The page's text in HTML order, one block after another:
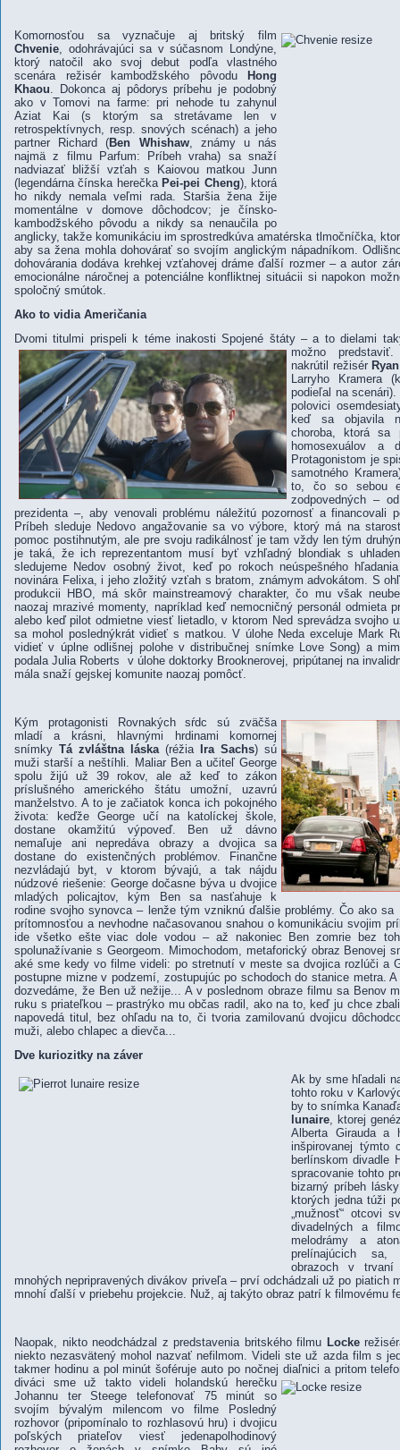
Komornosťou sa vyznačuje aj britský film
Chvenie, odohrávajúci sa v súčasnom Londýne,
ktorý natočil ako svoj debut podľa vlastného
scenára režisér kambodžského pôvoduHong
Khaou. Dokonca aj pôdorys príbehu je podobný
ako v Tomovi na farme: pri nehode tu zahynul
Aziat Kai (s ktorým sa stretávame len v
retrospektívnych, resp. snových scénach) a jeho
partner Richard (Ben Whishaw, známy u nás
najmä z filmu Parfum: Príbeh vraha) sa snaží
nadviazať bližší vzťah s Kaiovou matkou Junn
(legendárna čínska herečka Pei-pei Cheng), ktorá
ho nikdy nemala veľmi rada. Staršia žena žije
momentálne v domove dôchodcov; je čínsko-
kambodžského pôvodu a nikdy sa nenaučila po
anglicky, takže komunikáciu im sprostredkúva amatérska tlmočníčka,
aby sa žena mohla dohovárať so svojím anglickým nápadníkom.
dohovárania dodáva krehkej vzťahovej dráme ďalší rozmer – a autor
emocionálne náročnej a potenciálne konfliktnej situácii si napokon
spoločný smútok.
Ako to vidia Američania
Dvomi titulmi prispeli k téme inakosti Spojené štáty – a to dielami
možno
nakrútil režisér
Larryho Kramera
podieľal na
polovici
keď sa objavila
choroba, ktorá sa
homosexuálov a
Protagonistom je
samotného
to, čo so sebou
zodpovedných –
prezidenta –, aby venovali problému náležitú pozornosť a financovali
Príbeh sleduje Nedovo angažovanie sa vo výbore, ktorý má na
pomoc postihnutým, ale pre svoju radikálnosť je tam vždy len tým
je taká, že ich reprezentantom musí byť vzhľadný blondiak s
sledujeme Nedov osobný život, keď po rokoch neúspešného
novinára Felixa, i jeho zložitý vzťah s bratom, známym advokátom. S
produkcii HBO, má skôr mainstreamový charakter, čo mu však
naozaj mrazivé momenty, napríklad keď nemocničný personál odmieta
alebo keď pilot odmietne viesť lietadlo, v ktorom Ned sprevádza svojho
sa mohol poslednýkrát vidieť s matkou. V úlohe Neda exceluje Mark
vidieť v úplne odlišnej polohe v distribučnej snímke Love Song) a
podala Julia Roberts v úlohe doktorky Brooknerovej, pripútanej na
mála snaží gejskej komunite naozaj pomôcť.
Kým protagonisti Rovnakých sŕdc sú zväčša
mladí a krásni, hlavnými hrdinami komornej
snímky Tá zvláštna láska(réžiaIra Sachs) sú
muži starší a neštíhli. Maliar Ben a učiteľ George
spolu žijú už 39 rokov, ale až keď to zákon
príslušného amerického štátu umožní, uzavrú
manželstvo. A to je začiatok konca ich pokojného
života: keďže George učí na katolíckej škole,
dostane okamžitú výpoveď. Ben už dávno
nemaľuje ani nepredáva obrazy a dvojica sa
dostane do existenčných problémov. Finančne
nezvládajú byt, v ktorom bývajú, a tak nájdu
núdzové riešenie: George dočasne býva u dvojice
mladých policajtov, kým Ben sa nasťahuje k
rodine svojho synovca – lenže tým vzniknú ďalšie problémy. Čo ako
prítomnosťou a nevhodne načasovanou snahou o komunikáciu svojim
ide všetko ešte viac dole vodou – až nakoniec Ben zomrie bez
spolunažívanie s Georgeom. Mimochodom, metaforický obraz Benovej
aké sme kedy vo filme videli: po stretnutí v meste sa dvojica rozlúči a
postupne mizne v podzemí, zostupujúc po schodoch do stanice metra.
dozvedáme, že Ben už nežije... A v poslednom obraze filmu sa Benov
ruku s priateľkou – prastrýko mu občas radil, ako na to, keď ju chce
napovedá titul, bez ohľadu na to, či tvoria zamilovanú dvojicu
muži, alebo chlapec a dievča...
Dve kuriozitky na záver
Ak by sme hľadali
tohto roku v
by to snímka
lunaire, ktorej
Alberta Girauda a
inšpirovanej týmto
berlínskom divadle
spracovanie tohto
bizarný príbeh
ktorých jedna túži
„mužnosť“ otcovi
divadelných a
melodrámy a
prelínajúcich sa,
obrazoch v
mnohých nepripravených divákov priveľa – prví odchádzali už po piatich
mnohí ďalší v priebehu projekcie. Nuž, aj takýto obraz patrí k filmovému
Naopak, nikto neodchádzal z predstavenia britského filmu Locke
niekto nezasvätený mohol nazvať nefilmom. Videli ste už azda film s
takmer hodinu a pol minút šoféruje auto po nočnej diaľnici a pritom
diváci sme už takto videli holandskú
herečku
Johannu ter Steege telefonovať 75 minút so
svojím bývalým milencom vo filme Posledný
rozhovor (pripomínalo to rozhlasovú hru) i dvojicu
poľských priateľov viesť jedenapolhodinový